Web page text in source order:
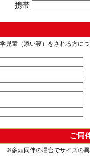
携帯
児童（添い寝）をされる方に
ご同
※多頭同伴の場合でサイズの